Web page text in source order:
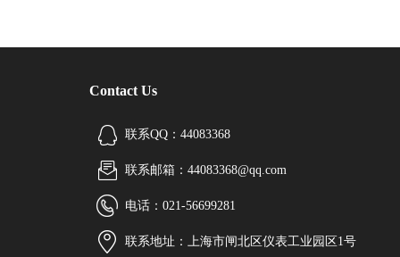
Contact Us
联系QQ：44083368
联系邮箱：44083368@qq.com
电话：021-56699281
联系地址：上海市闸北区仪表工业园区1号